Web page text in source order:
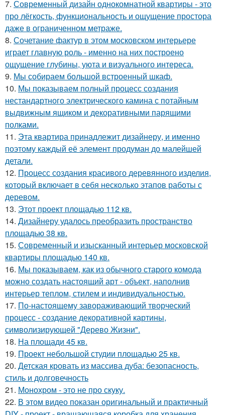
7. Современный дизайн однокомнатной квартиры - это
про лёгкость, функциональность и ощущение простора
даже в ограниченном метраже.
8. Сочетание фактур в этом московском интерьере
играет главную роль - именно на них построено
ощущение глубины, уюта и визуального интереса.
9. Мы собираем большой встроенный шкаф.
10. Мы показываем полный процесс создания
нестандартного электрического камина с потайным
выдвижным ящиком и декоративными парящими
полками.
11. Эта квартира принадлежит дизайнеру, и именно
поэтому каждый её элемент продуман до малейшей
детали.
12. Процесс создания красивого деревянного изделия,
который включает в себя несколько этапов работы с
деревом.
13. Этот проект площадью 112 кв.
14. Дизайнеру удалось преобразить пространство
площадью 38 кв.
15. Современный и изысканный интерьер московской
квартиры площадью 140 кв.
16. Мы показываем, как из обычного старого комода
можно создать настоящий арт - объект, наполнив
интерьер теплом, стилем и индивидуальностью.
17. По-настоящему завораживающий творческий
процесс - создание декоративной картины,
символизирующей "Дерево Жизни".
18. На площади 45 кв.
19. Проект небольшой студии площадью 25 кв.
20. Детская кровать из массива дуба: безопасность,
стиль и долговечность
21. Монохром - это не про скуку.
22. В этом видео показан оригинальный и практичный